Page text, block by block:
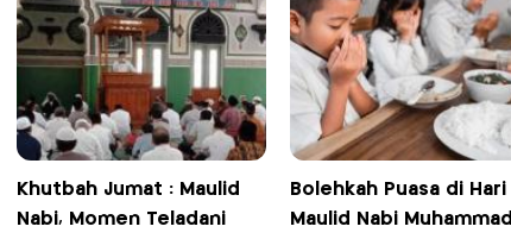
Khutbah Jumat : Maulid
Nabi, Momen Teladani
Bolehkah Puasa di Hari
Maulid Nabi Muhammad